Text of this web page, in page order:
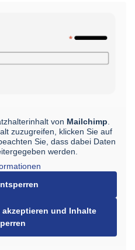
von Mailchimp.
zuzugreifen, klicken Sie auf
Sie, dass dabei Daten
werden.
und Inhalte